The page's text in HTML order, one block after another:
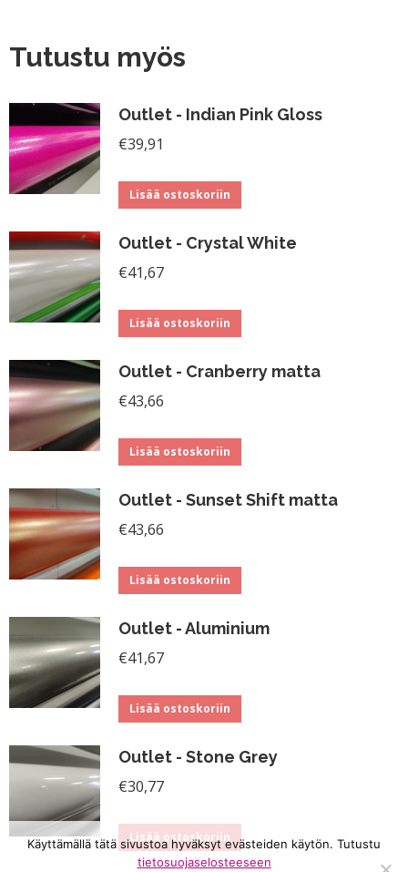
Tutustu myös
Outlet - Indian Pink Gloss
€39,91
Lisää ostoskoriin
Outlet - Crystal White
€41,67
Lisää ostoskoriin
Outlet - Cranberry matta
€43,66
Lisää ostoskoriin
Outlet - Sunset Shift matta
€43,66
Lisää ostoskoriin
Outlet - Aluminium
€41,67
Lisää ostoskoriin
Outlet - Stone Grey
€30,77
Lisää ostoskoriin
Käyttämällä tätä sivustoa hyväksyt evästeiden käytön. Tutustu
tietosuojaselosteeseen